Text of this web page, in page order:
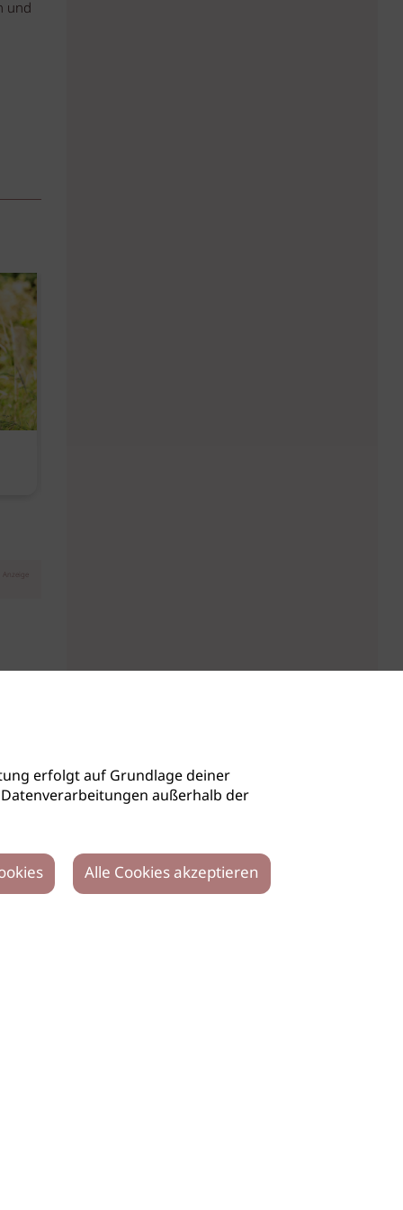
und
Anzeige
erfolgt auf Grundlage deiner
Datenverarbeitungen außerhalb der
Alle Cookies akzeptieren